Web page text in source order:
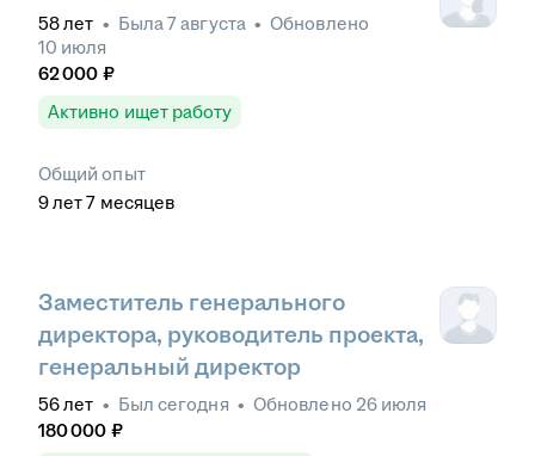
58лет • Была7 августа • Обновлено
10 июля
62 000 ₽
Активно ищет работу
Общий опыт
9лет 7 месяцев
Заместитель генерального
директора, руководитель проекта,
генеральный директор
56лет • Был сегодня • Обновлено 26 июля
180 000 ₽